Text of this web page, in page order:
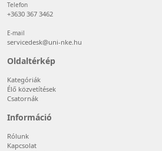
Telefon
+3630 367 3462
E-mail
servicedesk@uni-nke.hu
Oldaltérkép
Kategóriák
Élő közvetítések
Csatornák
Információ
Rólunk
Kapcsolat